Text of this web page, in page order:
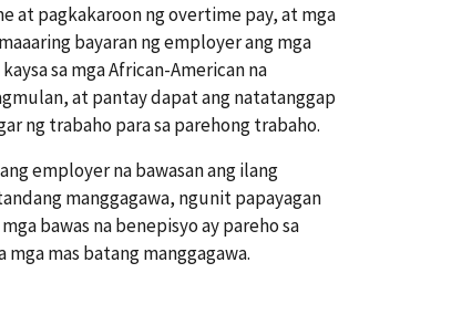
at pagkakaroon ng overtime pay, at mga
bayaran ng employer ang mga
sa mga African-American na
at pantay dapat ang natatanggap
ng trabaho para sa parehong trabaho.
employer na bawasan ang ilang
manggagawa, ngunit papayagan
bawas na benepisyo ay pareho sa
mas batang manggagawa.